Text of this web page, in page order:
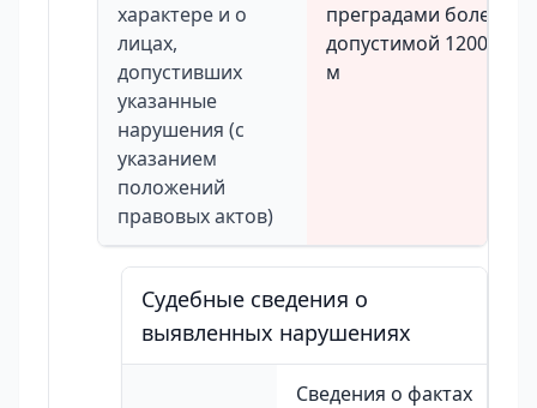
характере и о
лицах,
допустивших
указанные
нарушения (с
указанием
положений
правовых актов)
преградами более
допустимой 1200 кв.
м
Судебные сведения о
выявленных нарушениях
Сведения о фактах